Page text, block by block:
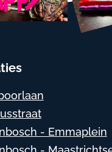
- Emmaplein